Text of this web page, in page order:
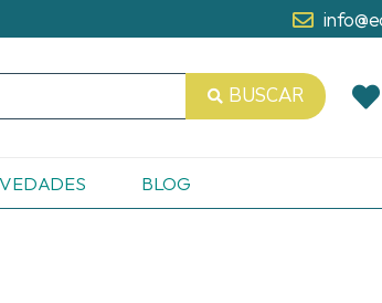
BUSCAR
BLOG